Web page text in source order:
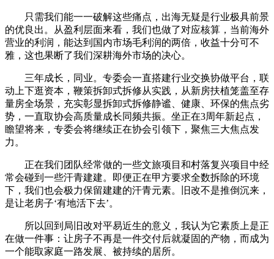
只需我们能一一破解这些痛点，出海无疑是行业极具前景
的优良出。从盈利层面来看，我们也做了对应核算，当前海外
营业的利润，能达到国内市场毛利润的两倍，收益十分可不
雅，这也果断了我们深耕海外市场的决心。
三年成长，同业。专委会一直搭建行业交换协做平台，联
动上下逛资本，鞭策拆卸式拆修从实践，从新房扶植笼盖至存
量房全场景，充实彰显拆卸式拆修静谧、健康、环保的焦点劣
势，一直取协会高质量成长同频共振。坐正在3周年新起点，
瞻望将来，专委会将继续正在协会引领下，聚焦三大焦点发
力。
正在我们团队经常做的一些文旅项目和村落复兴项目中经
常会碰到一些汗青建建。即便正在甲方要求全数拆除的环境
下，我们也会极力保留建建的汗青元素。旧改不是推倒沉来，
是让老房子‘有地活下去’。
所以回到局旧改对平易近生的意义，我认为它素质上是正
在做一件事：让房子不再是一件交付后就凝固的产物，而成为
一个能取家庭一路发展、被持续的居所。